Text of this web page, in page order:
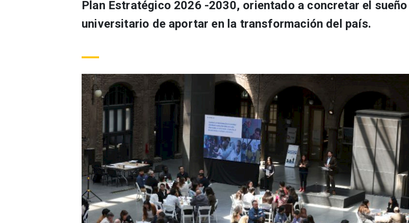
Plan Estratégico 2026 -2030, orientado a concretar el sueño
universitario de aportar en la transformación del país.